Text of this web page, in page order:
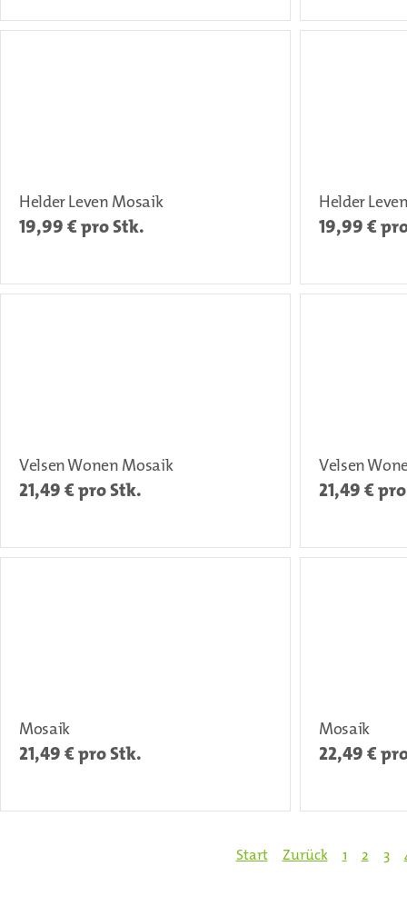
Helder Leven Mosaik
19,99 € pro Stk.
Helder
19,99 €
Velsen Wonen Mosaik
21,49 € pro Stk.
Velsen
21,49 €
Mosaik
21,49 € pro Stk.
Mosaik
22,49 €
Start Zurück 1 2 3